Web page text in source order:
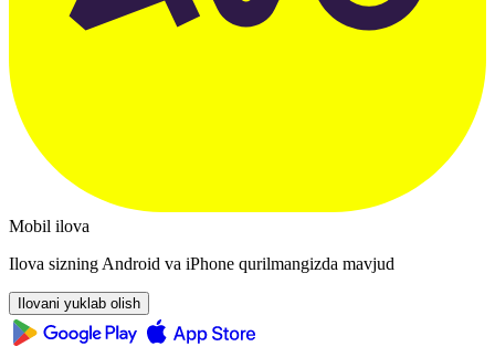
Mobil ilova
Ilova sizning Android va iPhone qurilmangizda mavjud
Ilovani yuklab olish